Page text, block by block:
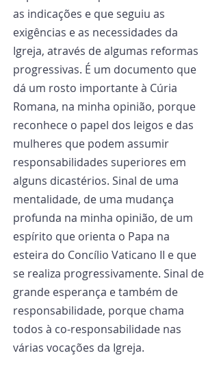
as indicações e que seguiu as
exigências e as necessidades da
Igreja, através de algumas reformas
progressivas. É um documento que
dá um rosto importante à Cúria
Romana, na minha opinião, porque
reconhece o papel dos leigos e das
mulheres que podem assumir
responsabilidades superiores em
alguns dicastérios. Sinal de uma
mentalidade, de uma mudança
profunda na minha opinião, de um
espírito que orienta o Papa na
esteira do Concílio Vaticano II e que
se realiza progressivamente. Sinal de
grande esperança e também de
responsabilidade, porque chama
todos à co-responsabilidade nas
várias vocações da Igreja.